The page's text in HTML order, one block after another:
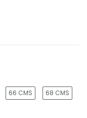
66 CMS 68 CMS